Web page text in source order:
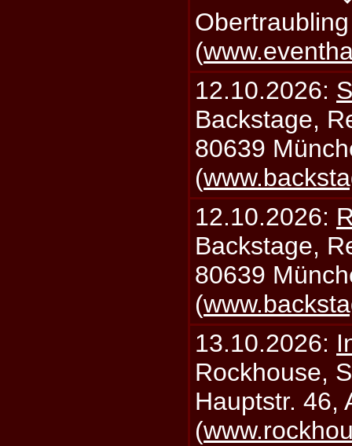
(
12.10.2026:
Backstage,
80639
(
12.10.2026:
Backstage,
80639
(
13.10.2026:
Rockhouse,
Hauptstr. 46,
(